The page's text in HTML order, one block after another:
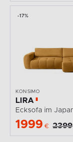
-17%
KONSIMO
LIRA
1999 € 2399